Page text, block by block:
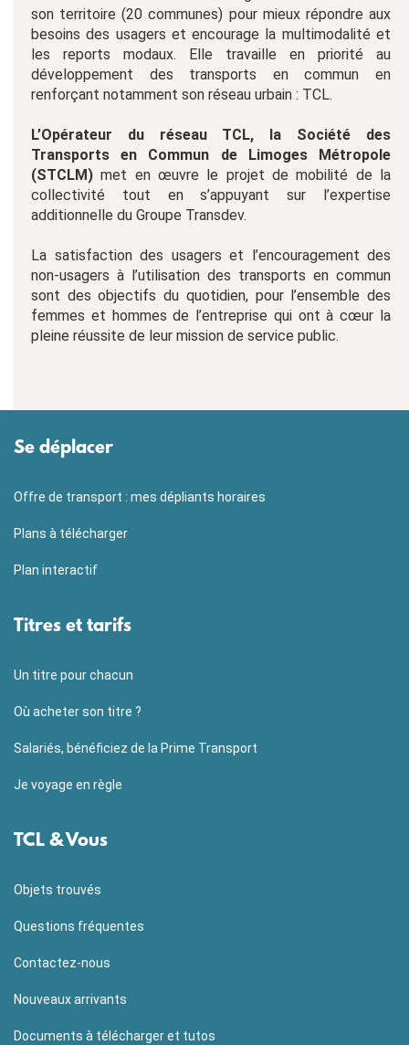
son territoire (20 communes) pour mieux répondre aux
besoins des usagers et encourage la multimodalité et
les reports modaux. Elle travaille en priorité au
développement des transports en commun en
renforçant notamment son réseau urbain : TCL.
L’Opérateur du réseau TCL, la Société des
Transports en Commun de Limoges Métropole
(STCLM) met en œuvre le projet de mobilité de la
collectivité tout en s’appuyant sur l’expertise
additionnelle du Groupe Transdev.
La satisfaction des usagers et l’encouragement des
non-usagers à l’utilisation des transports en commun
sont des objectifs du quotidien, pour l’ensemble des
femmes et hommes de l’entreprise qui ont à cœur la
pleine réussite de leur mission de service public.
Se déplacer
Offre de transport : mes dépliants horaires
Plans à télécharger
Plan interactif
Titres et tarifs
Un titre pour chacun
Où acheter son titre ?
Salariés, bénéficiez de la Prime Transport
Je voyage en règle
TCL & Vous
Objets trouvés
Questions fréquentes
Contactez-nous
Nouveaux arrivants
Documents à télécharger et tutos